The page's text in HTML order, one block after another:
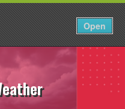
Open
로그인 KO